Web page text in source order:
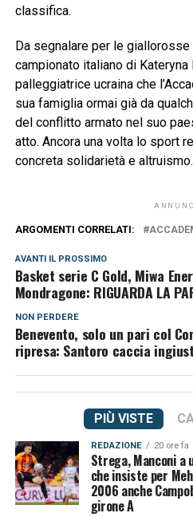
classifica.
Da segnalare per le giallorosse
campionato italiano di
palleggiatrice ucraina che
sua famiglia ormai già da
del conflitto armato nel suo
atto. Ancora una volta lo sport
concreta solidarietà e altruismo.
ARGOMENTI CORRELATI:
AVANTI IL ​​PROSSIMO
Basket serie C Gold, Miwa
Mondragone: RIGUARDA LA
NON PERDERE
Benevento, solo un pari col
ripresa: Santoro caccia
PIÙ VISTE
REDAZIONE 20 ore fa
Strega, Manconi a
che insiste per
2006 anche
girone A